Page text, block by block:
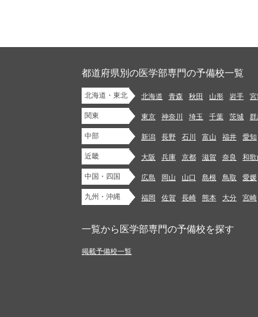
都道府県別の医学部専門の予備校一覧
北海道・東北 北海道 青森 秋田 山形 岩手
関東 東京 神奈川 埼玉 千葉 茨城
中部 新潟 長野 石川 富山 福井 愛知
近畿 大阪 兵庫 京都 滋賀 奈良 和歌
中国・四国 広島 岡山 山口 島根 鳥取 愛媛
九州・沖縄 福岡 佐賀 長崎 熊本 大分 宮崎
一覧から医学部専門の予備校を探す
掲載予備校一覧